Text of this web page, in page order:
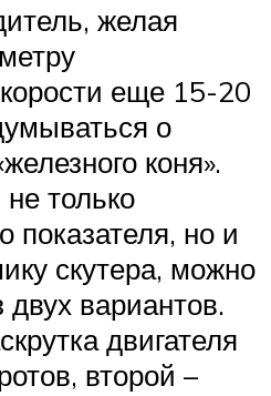
желая
еще 15-20
о
коня».
только
показателя, но и
скутера, можно
вариантов.
двигателя
второй –